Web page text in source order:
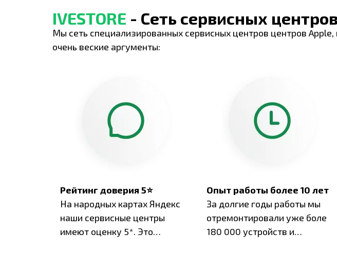
IVESTORE - Сеть сервисных центров
Мы сеть специализированных сервисных центров центров
очень веские аргументы:
Рейтинг доверия 5⭐
На народных картах Яндекс
наши сервисные центры
имеют оценку 5*. Это
Опыт работы более 10 лет
За долгие годы работы мы
отремонтировали уже боле
180 000 устройств и